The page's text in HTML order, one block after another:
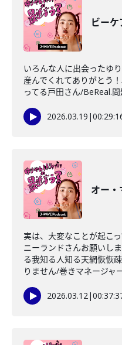
ビーケ
いろんな人に出会ったゆ
産んでくれてありがとう
ってる戸田さん/BeReal.
2026.03.19 |
オー・
実は、大変なことが起こ
ニーランドさんお願いし
る我知る人知る天網恢恢
りません/巻きマネージャ
2026.03.12|